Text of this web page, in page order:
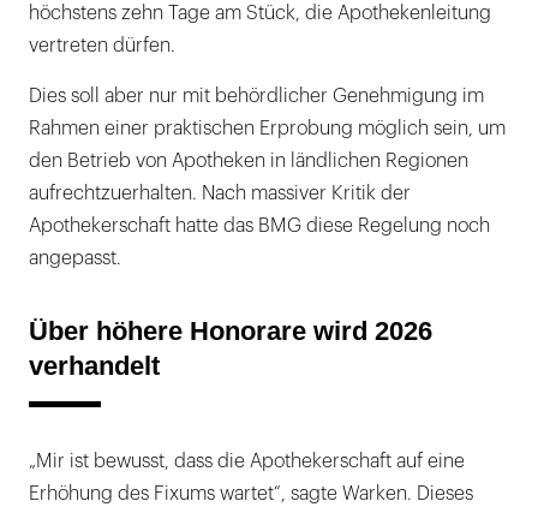
höchstens zehn Tage am Stück, die Apothekenleitung
vertreten dürfen.
Dies soll aber nur mit behördlicher Genehmigung im
Rahmen einer praktischen Erprobung möglich sein, um
den Betrieb von Apotheken in ländlichen Regionen
aufrechtzuerhalten. Nach massiver Kritik der
Apothekerschaft hatte das BMG diese Regelung noch
angepasst.
Über höhere Honorare wird 2026
verhandelt
„Mir ist bewusst, dass die Apothekerschaft auf eine
Erhöhung des Fixums wartet“, sagte Warken. Dieses